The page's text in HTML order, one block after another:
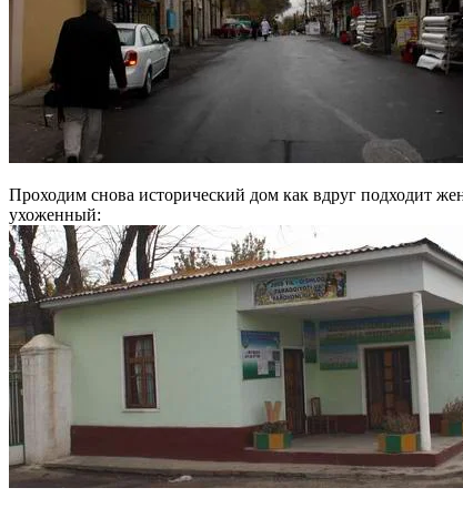
Проходим снова исторический дом как вдруг подходит
ухоженный: